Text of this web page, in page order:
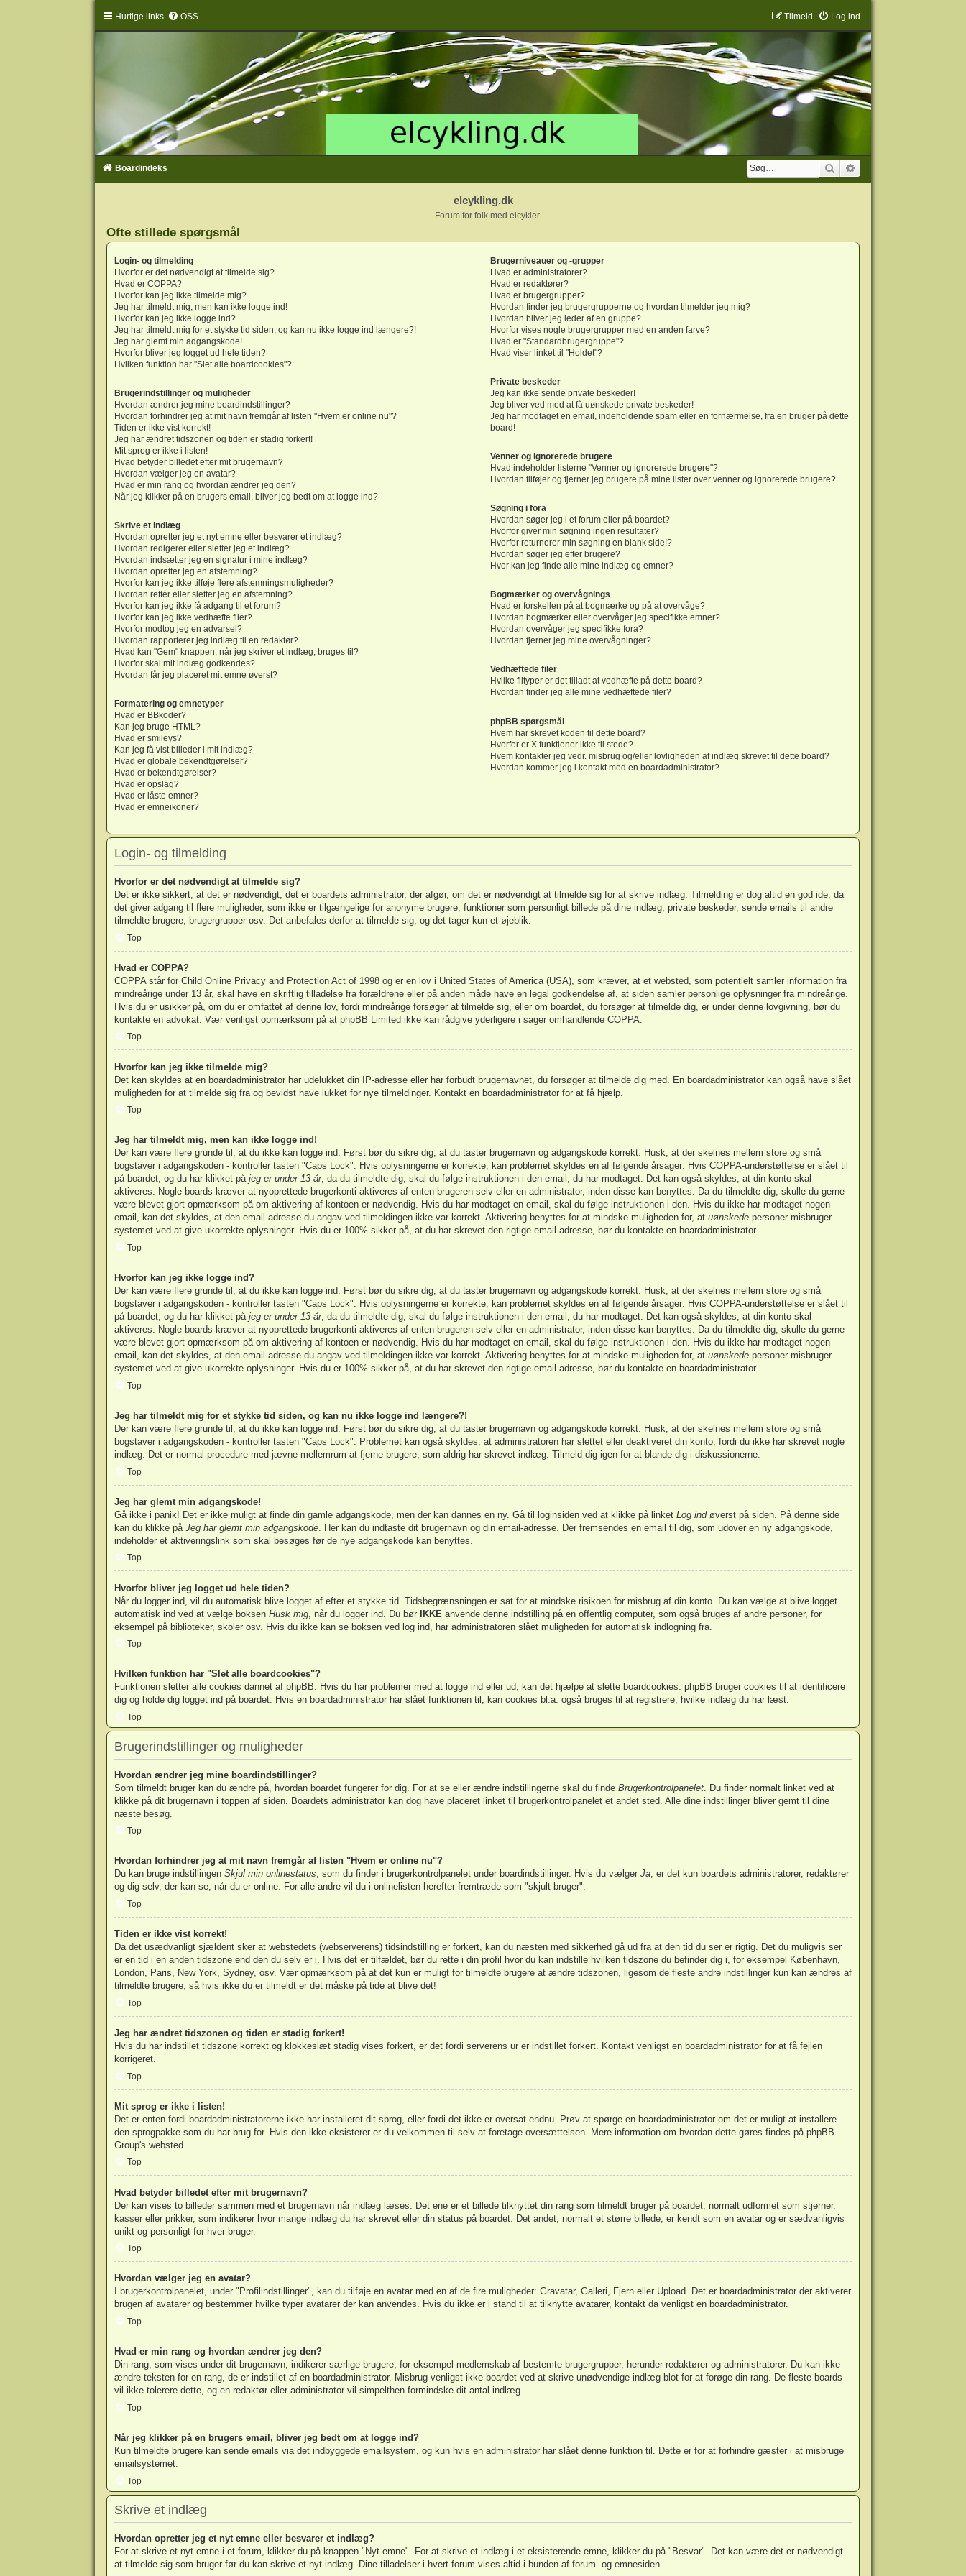
Hurtige links OSS Log ind
Tilmeld
Søg
Boardindeks
elcykling.dk
Forum for folk med elcykler
Ofte stillede spørgsmål
Login- og tilmelding
Hvorfor er det nødvendigt at tilmelde sig?
Hvad er COPPA?
Hvorfor kan jeg ikke tilmelde mig?
Jeg har tilmeldt mig, men kan ikke logge ind!
Hvorfor kan jeg ikke logge ind?
Jeg har tilmeldt mig for et stykke tid siden, og kan nu ikke logge ind længere?!
Jeg har glemt min adgangskode!
Hvorfor bliver jeg logget ud hele tiden?
Hvilken funktion har "Slet alle boardcookies"?
Brugerindstillinger og muligheder
Hvordan ændrer jeg mine boardindstillinger?
Hvordan forhindrer jeg at mit navn fremgår af listen "Hvem er online nu"?
Tiden er ikke vist korrekt!
Jeg har ændret tidszonen og tiden er stadig forkert!
Mit sprog er ikke i listen!
Hvad betyder billedet efter mit brugernavn?
Hvordan vælger jeg en avatar?
Hvad er min rang og hvordan ændrer jeg den?
Når jeg klikker på en brugers email, bliver jeg bedt om at logge ind?
Skrive et indlæg
Hvordan opretter jeg et nyt emne eller besvarer et indlæg?
Hvordan redigerer eller sletter jeg et indlæg?
Hvordan indsætter jeg en signatur i mine indlæg?
Hvordan opretter jeg en afstemning?
Hvorfor kan jeg ikke tilføje flere afstemningsmuligheder?
Hvordan retter eller sletter jeg en afstemning?
Hvorfor kan jeg ikke få adgang til et forum?
Hvorfor kan jeg ikke vedhæfte filer?
Hvorfor modtog jeg en advarsel?
Hvordan rapporterer jeg indlæg til en redaktør?
Hvad kan "Gem" knappen, når jeg skriver et indlæg, bruges til?
Hvorfor skal mit indlæg godkendes?
Hvordan får jeg placeret mit emne øverst?
Formatering og emnetyper
Hvad er BBkoder?
Kan jeg bruge HTML?
Hvad er smileys?
Kan jeg få vist billeder i mit indlæg?
Hvad er globale bekendtgørelser?
Hvad er bekendtgørelser?
Hvad er opslag?
Hvad er låste emner?
Hvad er emneikoner?
Brugerniveauer og -grupper
Hvad er administratorer?
Hvad er redaktører?
Hvad er brugergrupper?
Hvordan finder jeg brugergrupperne og hvordan tilmelder jeg mig?
Hvordan bliver jeg leder af en gruppe?
Hvorfor vises nogle brugergrupper med en anden farve?
Hvad er "Standardbrugergruppe"?
Hvad viser linket til "Holdet"?
Private beskeder
Jeg kan ikke sende private beskeder!
Jeg bliver ved med at få uønskede private beskeder!
Jeg har modtaget en email, indeholdende spam eller en fornærmelse, fra en bruger på dette
board!
Venner og ignorerede brugere
Hvad indeholder listerne "Venner og ignorerede brugere"?
Hvordan tilføjer og fjerner jeg brugere på mine lister over venner og ignorerede brugere?
Søgning i fora
Hvordan søger jeg i et forum eller på boardet?
Hvorfor giver min søgning ingen resultater?
Hvorfor returnerer min søgning en blank side!?
Hvordan søger jeg efter brugere?
Hvor kan jeg finde alle mine indlæg og emner?
Bogmærker og overvågnings
Hvad er forskellen på at bogmærke og på at overvåge?
Hvordan bogmærker eller overvåger jeg specifikke emner?
Hvordan overvåger jeg specifikke fora?
Hvordan fjerner jeg mine overvågninger?
Vedhæftede filer
Hvilke filtyper er det tilladt at vedhæfte på dette board?
Hvordan finder jeg alle mine vedhæftede filer?
phpBB spørgsmål
Hvem har skrevet koden til dette board?
Hvorfor er X funktioner ikke til stede?
Hvem kontakter jeg vedr. misbrug og/eller lovligheden af indlæg skrevet til dette board?
Hvordan kommer jeg i kontakt med en boardadministrator?
Login- og tilmelding
Hvorfor er det nødvendigt at tilmelde sig?
Det er ikke sikkert, at det er nødvendigt; det er boardets administrator, der afgør, om det er nødvendigt at tilmelde sig for at skrive indlæg. Tilmelding er dog altid en god ide, da
det giver adgang til flere muligheder, som ikke er tilgængelige for anonyme brugere; funktioner som personligt billede på dine indlæg, private beskeder, sende emails til andre
tilmeldte brugere, brugergrupper osv. Det anbefales derfor at tilmelde sig, og det tager kun et øjeblik.
Top
Hvad er COPPA?
COPPA står for Child Online Privacy and Protection Act of 1998 og er en lov i United States of America (USA), som kræver, at et websted, som potentielt samler information fra
mindreårige under 13 år, skal have en skriftlig tilladelse fra forældrene eller på anden måde have en legal godkendelse af, at siden samler personlige oplysninger fra mindreårige.
Hvis du er usikker på, om du er omfattet af denne lov, fordi mindreårige forsøger at tilmelde sig, eller om boardet, du forsøger at tilmelde dig, er under denne lovgivning, bør du
kontakte en advokat. Vær venligst opmærksom på at phpBB Limited ikke kan rådgive yderligere i sager omhandlende COPPA.
Top
Hvorfor kan jeg ikke tilmelde mig?
Det kan skyldes at en boardadministrator har udelukket din IP-adresse eller har forbudt brugernavnet, du forsøger at tilmelde dig med. En boardadministrator kan også have slået
muligheden for at tilmelde sig fra og bevidst have lukket for nye tilmeldinger. Kontakt en boardadministrator for at få hjælp.
Top
Jeg har tilmeldt mig, men kan ikke logge ind!
Der kan være flere grunde til, at du ikke kan logge ind. Først bør du sikre dig, at du taster brugernavn og adgangskode korrekt. Husk, at der skelnes mellem store og små
bogstaver i adgangskoden - kontroller tasten "Caps Lock". Hvis oplysningerne er korrekte, kan problemet skyldes en af følgende årsager: Hvis COPPA-understøttelse er slået til
på boardet, og du har klikket på jeg er under 13 år, da du tilmeldte dig, skal du følge instruktionen i den email, du har modtaget. Det kan også skyldes, at din konto skal
aktiveres. Nogle boards kræver at nyoprettede brugerkonti aktiveres af enten brugeren selv eller en administrator, inden disse kan benyttes. Da du tilmeldte dig, skulle du gerne
være blevet gjort opmærksom på om aktivering af kontoen er nødvendig. Hvis du har modtaget en email, skal du følge instruktionen i den. Hvis du ikke har modtaget nogen
email, kan det skyldes, at den email-adresse du angav ved tilmeldingen ikke var korrekt. Aktivering benyttes for at mindske muligheden for, at uønskedepersoner misbruger
systemet ved at give ukorrekte oplysninger. Hvis du er 100% sikker på, at du har skrevet den rigtige email-adresse, bør du kontakte en boardadministrator.
Top
Hvorfor kan jeg ikke logge ind?
Der kan være flere grunde til, at du ikke kan logge ind. Først bør du sikre dig, at du taster brugernavn og adgangskode korrekt. Husk, at der skelnes mellem store og små
bogstaver i adgangskoden - kontroller tasten "Caps Lock". Hvis oplysningerne er korrekte, kan problemet skyldes en af følgende årsager: Hvis COPPA-understøttelse er slået til
på boardet, og du har klikket på jeg er under 13 år, da du tilmeldte dig, skal du følge instruktionen i den email, du har modtaget. Det kan også skyldes, at din konto skal
aktiveres. Nogle boards kræver at nyoprettede brugerkonti aktiveres af enten brugeren selv eller en administrator, inden disse kan benyttes. Da du tilmeldte dig, skulle du gerne
være blevet gjort opmærksom på om aktivering af kontoen er nødvendig. Hvis du har modtaget en email, skal du følge instruktionen i den. Hvis du ikke har modtaget nogen
email, kan det skyldes, at den email-adresse du angav ved tilmeldingen ikke var korrekt. Aktivering benyttes for at mindske muligheden for, at uønskedepersoner misbruger
systemet ved at give ukorrekte oplysninger. Hvis du er 100% sikker på, at du har skrevet den rigtige email-adresse, bør du kontakte en boardadministrator.
Top
Jeg har tilmeldt mig for et stykke tid siden, og kan nu ikke logge ind længere?!
Der kan være flere grunde til, at du ikke kan logge ind. Først bør du sikre dig, at du taster brugernavn og adgangskode korrekt. Husk, at der skelnes mellem store og små
bogstaver i adgangskoden - kontroller tasten "Caps Lock". Problemet kan også skyldes, at administratoren har slettet eller deaktiveret din konto, fordi du ikke har skrevet nogle
indlæg. Det er normal procedure med jævne mellemrum at fjerne brugere, som aldrig har skrevet indlæg. Tilmeld dig igen for at blande dig i diskussionerne.
Top
Jeg har glemt min adgangskode!
Gå ikke i panik! Det er ikke muligt at finde din gamle adgangskode, men der kan dannes en ny. Gå til loginsiden ved at klikke på linket Log indøverst på siden. På denne side
kan du klikke på Jeg har glemt min adgangskode. Her kan du indtaste dit brugernavn og din email-adresse. Der fremsendes en email til dig, som udover en ny adgangskode,
indeholder et aktiveringslink som skal besøges før de nye adgangskode kan benyttes.
Top
Hvorfor bliver jeg logget ud hele tiden?
Når du logger ind, vil du automatisk blive logget af efter et stykke tid. Tidsbegrænsningen er sat for at mindske risikoen for misbrug af din konto. Du kan vælge at blive logget
automatisk ind ved at vælge boksen Husk mig, når du logger ind. Du bør IKKE anvende denne indstilling på en offentlig computer, som også bruges af andre personer, for
eksempel på biblioteker, skoler osv. Hvis du ikke kan se boksen ved log ind, har administratoren slået muligheden for automatisk indlogning fra.
Top
Hvilken funktion har "Slet alle boardcookies"?
Funktionen sletter alle cookies dannet af phpBB. Hvis du har problemer med at logge ind eller ud, kan det hjælpe at slette boardcookies. phpBB bruger cookies til at identificere
dig og holde dig logget ind på boardet. Hvis en boardadministrator har slået funktionen til, kan cookies bl.a. også bruges til at registrere, hvilke indlæg du har læst.
Top
Brugerindstillinger og muligheder
Hvordan ændrer jeg mine boardindstillinger?
Som tilmeldt bruger kan du ændre på, hvordan boardet fungerer for dig. For at se eller ændre indstillingerne skal du finde Brugerkontrolpanelet. Du finder normalt linket ved at
klikke på dit brugernavn i toppen af siden. Boardets administrator kan dog have placeret linket til brugerkontrolpanelet et andet sted. Alle dine indstillinger bliver gemt til dine
næste besøg.
Top
Hvordan forhindrer jeg at mit navn fremgår af listen "Hvem er online nu"?
Du kan bruge indstillingen Skjul min onlinestatus, som du finder i brugerkontrolpanelet under boardindstillinger. Hvis du vælger Ja, er det kun boardets administratorer, redaktører
og dig selv, der kan se, når du er online. For alle andre vil du i onlinelisten herefter fremtræde som "skjult bruger".
Top
Tiden er ikke vist korrekt!
Da det usædvanligt sjældent sker at webstedets (webserverens) tidsindstilling er forkert, kan du næsten med sikkerhed gå ud fra at den tid du ser er rigtig. Det du muligvis ser
er en tid i en anden tidszone end den du selv er i. Hvis det er tilfældet, bør du rette i din profil hvor du kan indstille hvilken tidszone du befinder dig i, for eksempel København,
London, Paris, New York, Sydney, osv. Vær opmærksom på at det kun er muligt for tilmeldte brugere at ændre tidszonen, ligesom de fleste andre indstillinger kun kan ændres af
tilmeldte brugere, så hvis ikke du er tilmeldt er det måske på tide at blive det!
Top
Jeg har ændret tidszonen og tiden er stadig forkert!
Hvis du har indstillet tidszone korrekt og klokkeslæt stadig vises forkert, er det fordi serverens ur er indstillet forkert. Kontakt venligst en boardadministrator for at få fejlen
korrigeret.
Top
Mit sprog er ikke i listen!
Det er enten fordi boardadministratorerne ikke har installeret dit sprog, eller fordi det ikke er oversat endnu. Prøv at spørge en boardadministrator om det er muligt at installere
den sprogpakke som du har brug for. Hvis den ikke eksisterer er du velkommen til selv at foretage oversættelsen. Mere information om hvordan dette gøres findes på phpBB
Group's websted.
Top
Hvad betyder billedet efter mit brugernavn?
Der kan vises to billeder sammen med et brugernavn når indlæg læses. Det ene er et billede tilknyttet din rang som tilmeldt bruger på boardet, normalt udformet som stjerner,
kasser eller prikker, som indikerer hvor mange indlæg du har skrevet eller din status på boardet. Det andet, normalt et større billede, er kendt som en avatar og er sædvanligvis
unikt og personligt for hver bruger.
Top
Hvordan vælger jeg en avatar?
I brugerkontrolpanelet, under "Profilindstillinger", kan du tilføje en avatar med en af de fire muligheder: Gravatar, Galleri, Fjern eller Upload. Det er boardadministrator der aktiverer
brugen af avatarer og bestemmer hvilke typer avatarer der kan anvendes. Hvis du ikke er i stand til at tilknytte avatarer, kontakt da venligst en boardadministrator.
Top
Hvad er min rang og hvordan ændrer jeg den?
Din rang, som vises under dit brugernavn, indikerer særlige brugere, for eksempel medlemskab af bestemte brugergrupper, herunder redaktører og administratorer. Du kan ikke
ændre teksten for en rang, de er indstillet af en boardadministrator. Misbrug venligst ikke boardet ved at skrive unødvendige indlæg blot for at forøge din rang. De fleste boards
vil ikke tolerere dette, og en redaktør eller administrator vil simpelthen formindske dit antal indlæg.
Top
Når jeg klikker på en brugers email, bliver jeg bedt om at logge ind?
Kun tilmeldte brugere kan sende emails via det indbyggede emailsystem, og kun hvis en administrator har slået denne funktion til. Dette er for at forhindre gæster i at misbruge
emailsystemet.
Top
Skrive et indlæg
Hvordan opretter jeg et nyt emne eller besvarer et indlæg?
For at skrive et nyt emne i et forum, klikker du på knappen "Nyt emne". For at skrive et indlæg i et eksisterende emne, klikker du på "Besvar". Det kan være det er nødvendigt
at tilmelde sig som bruger før du kan skrive et nyt indlæg. Dine tilladelser i hvert forum vises altid i bunden af forum- og emnesiden.